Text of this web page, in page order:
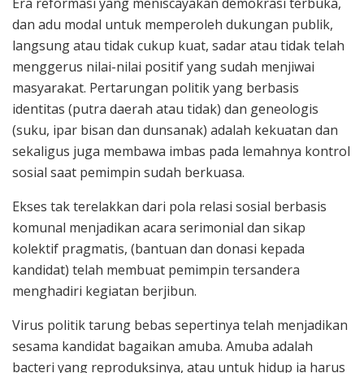
dan adu modal untuk memperoleh dukungan publik,
langsung atau tidak cukup kuat, sadar atau tidak telah
menggerus nilai-nilai positif yang sudah menjiwai
masyarakat. Pertarungan politik yang berbasis
identitas (putra daerah atau tidak) dan geneologis
(suku, ipar bisan dan dunsanak) adalah kekuatan dan
sekaligus juga membawa imbas pada lemahnya kontrol
sosial saat pemimpin sudah berkuasa.
Ekses tak terelakkan dari pola relasi sosial berbasis
komunal menjadikan acara serimonial dan sikap
kolektif pragmatis, (bantuan dan donasi kepada
kandidat) telah membuat pemimpin tersandera
menghadiri kegiatan berjibun.
Virus politik tarung bebas sepertinya telah menjadikan
sesama kandidat bagaikan amuba. Amuba adalah
bacteri yang reproduksinya, atau untuk hidup ia harus